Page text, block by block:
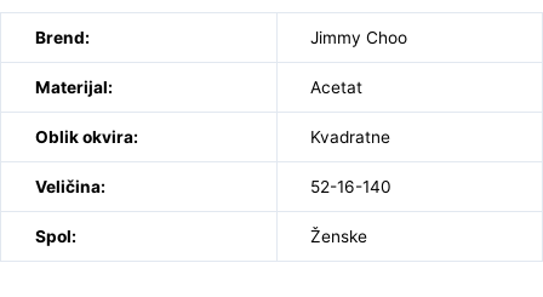
Brend: Jimmy Choo
Materijal: Acetat
Oblik okvira: Kvadratne
Veličina: 52-16-140
Spol: Ženske